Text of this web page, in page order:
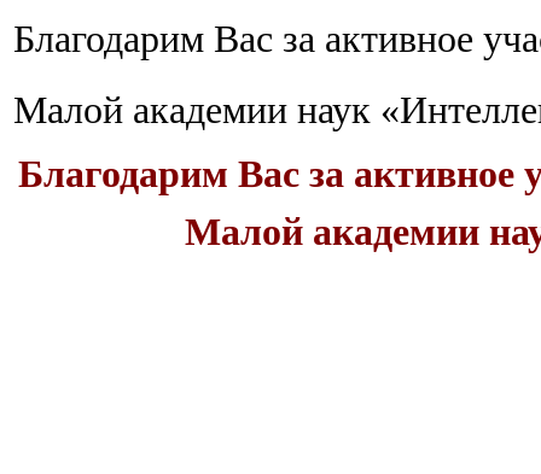
Благодарим Вас за активное
Малой академии наук
Благодарим Вас за активное
Малой академии